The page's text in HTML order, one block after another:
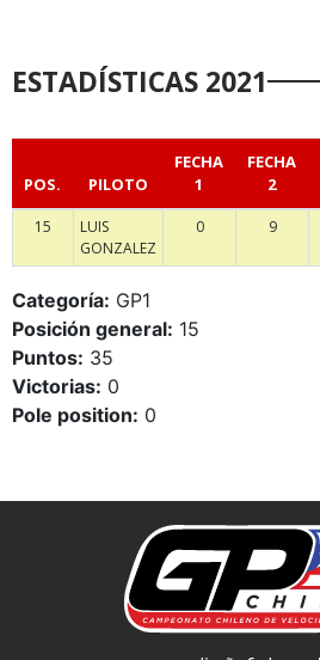
ESTADÍSTICAS 2021
POS. PILOTO
FECHA
1
FECHA
2
15
LUIS
GONZALEZ
0 9
Categoría: GP1
Posición general: 15
Puntos: 35
Victorias: 0
Pole position: 0